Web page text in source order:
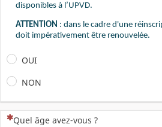
disponibles à l’UPVD.
ATTENTION : dans le cadre d'une
doit impérativement être renouvelée.
OUI
NON
(Cette question est obligatoire)
Quel âge avez-vous ?